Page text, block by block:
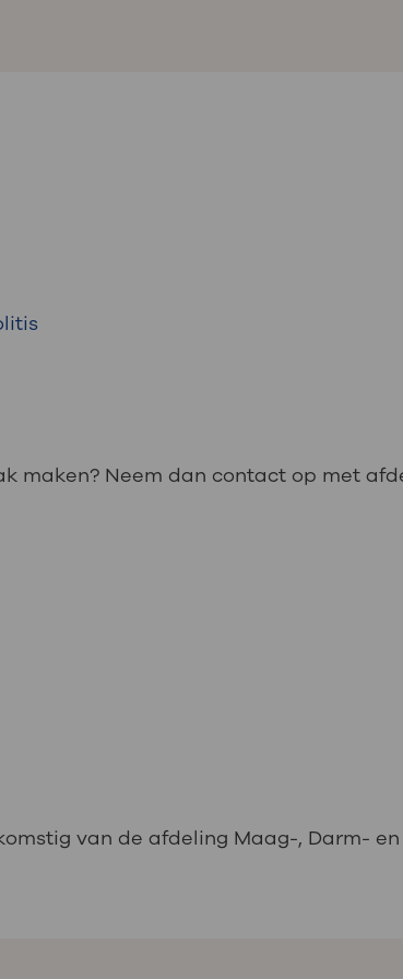
maken? Neem dan contact op met
van de afdeling Maag-, Darm-